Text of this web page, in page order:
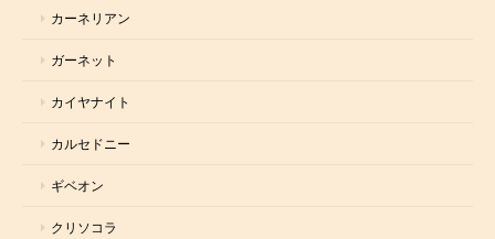
カーネリアン
ガーネット
カイヤナイト
カルセドニー
ギベオン
クリソコラ